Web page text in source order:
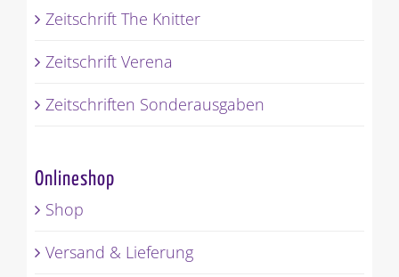
Zeitschrift The Knitter
Zeitschrift Verena
Zeitschriften Sonderausgaben
Onlineshop
Shop
Versand & Lieferung